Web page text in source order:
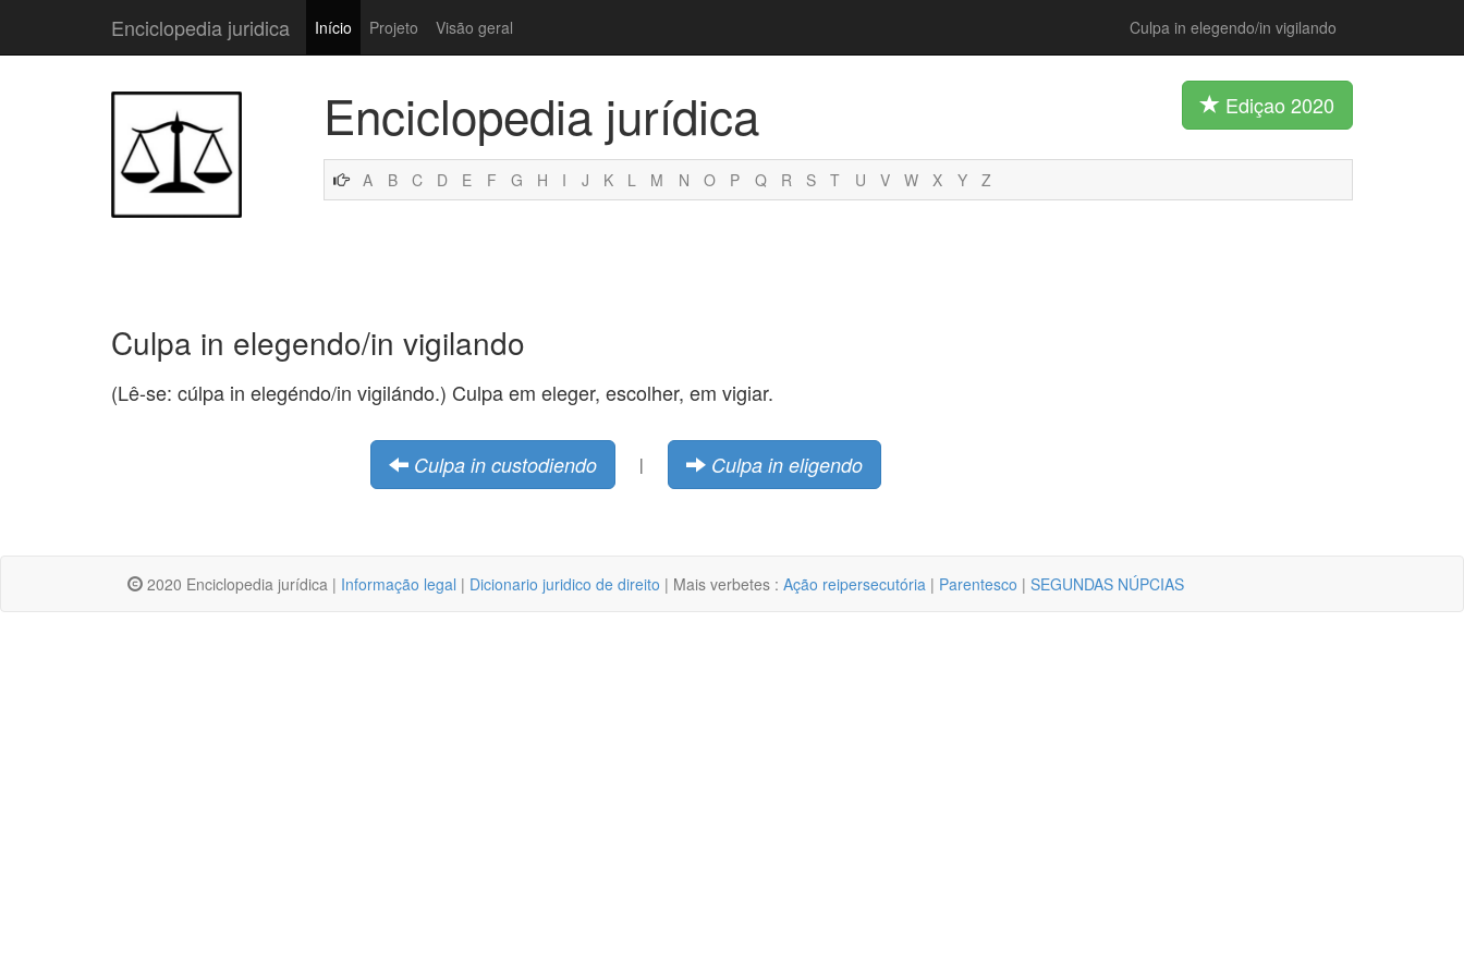
Enciclopedia juridica Início Projeto Visão geral Culpa in elegendo/in vigilando
Enciclopedia jurídica Ediçao 2020
A B C D E F G H I J K L M N O P Q R S T U V W X Y Z
Culpa in elegendo/in vigilando
(Lê-se: cúlpa in elegéndo/in vigilándo.) Culpa em eleger, escolher, em vigiar.
Culpa in custodiendo | Culpa in eligendo
2020 Enciclopedia jurídica | Informação legal | Dicionario juridico de direito | Mais verbetes : Ação reipersecutória | Parentesco | SEGUNDAS NÚPCIAS